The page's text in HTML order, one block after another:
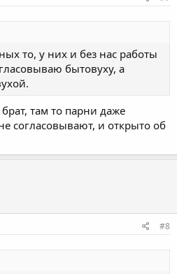
то, у них и без нас работы
бытовуху, а
там то парни даже
согласовывают, и открыто об
#8